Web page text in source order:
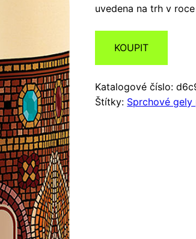
uvedena na trh v roce
KOUPIT
Katalogové číslo:
Štítky: Sprchové gely